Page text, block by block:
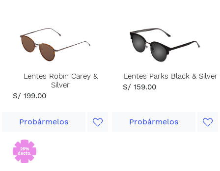
Lentes Robin Carey &
Silver
S/ 199.00
Probármelos
Lentes Parks Black & Silver
S/ 159.00
Probármelos
25%
dscto.